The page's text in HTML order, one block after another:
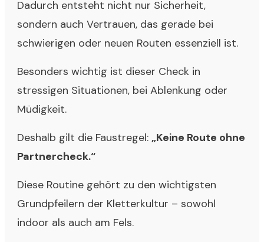
Dadurch entsteht nicht nur Sicherheit,
sondern auch Vertrauen, das gerade bei
schwierigen oder neuen Routen essenziell ist.
Besonders wichtig ist dieser Check in
stressigen Situationen, bei Ablenkung oder
Müdigkeit.
Deshalb gilt die Faustregel: „Keine Route ohne
Partnercheck.“
Diese Routine gehört zu den wichtigsten
Grundpfeilern der Kletterkultur – sowohl
indoor als auch am Fels.